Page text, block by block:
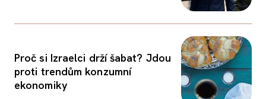
Proč si Izraelci drží šabat? Jdou
proti trendům konzumní
ekonomiky